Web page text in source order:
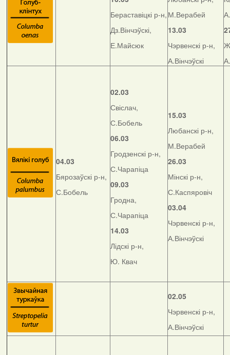
Бераставіцкі р-н,
Дз.Вінчэўскі,
Е.Майсюк
М.Верабей
13.03
Чэрвенскі р-н,
А.Вінчэўскі
04.03
Бярозаўскі р-н,
С.Бобель
02.03
Свіслач,
С.Бобель
06.03
Гродзенскі р-н,
С.Чарапіца
09.03
Гродна,
С.Чарапіца
14.03
Лідскі р-н,
Ю. Квач
15.03
Любанскі р-н,
М.Верабей
26.03
Мінскі р-н,
С.Каспяровіч
03.04
Чэрвенскі р-н,
А.Вінчэўскі
02.05
Чэрвенскі р-н,
А.Вінчэўскі